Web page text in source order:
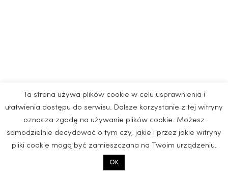
Ta strona używa plików cookie w celu usprawnienia i
ułatwienia dostępu do serwisu. Dalsze korzystanie z tej witryny
oznacza zgodę na używanie plików cookie. Możesz
samodzielnie decydować o tym czy, jakie i przez jakie witryny
pliki cookie mogą być zamieszczana na Twoim urządzeniu.
OK